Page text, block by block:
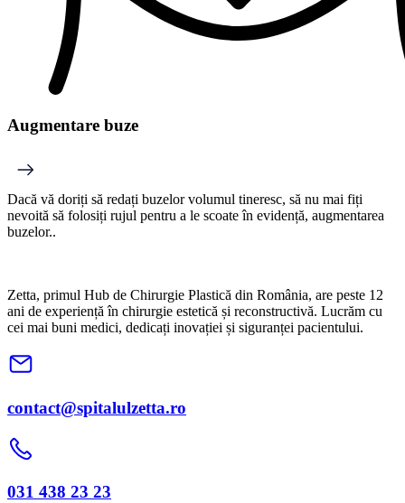
Augmentare buze
Dacă vă doriți să redați buzelor volumul tineresc, să nu mai fiți
nevoită să folosiți rujul pentru a le scoate în evidență, augmentarea
buzelor..
Zetta, primul Hub de Chirurgie Plastică din România, are peste 12
ani de experiență în chirurgie estetică și reconstructivă. Lucrăm cu
cei mai buni medici, dedicați inovației și siguranței pacientului.
contact@spitalulzetta.ro
031 438 23 23